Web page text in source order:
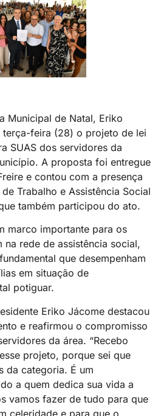
Municipal de Natal, Eriko
terça-feira (28) o projeto de lei
SUAS dos servidores da
A proposta foi entregue
e contou com a presença
Trabalho e Assistência Social
também participou do ato.
marco importante para os
na rede de assistência social,
que desempenham
em situação de
potiguar.
Eriko Jácome destacou
e reafirmou o compromisso
da área. “Recebo
projeto, porque sei que
da categoria. É um
a quem dedica sua vida a
vamos fazer de tudo para que
celeridade e para que o